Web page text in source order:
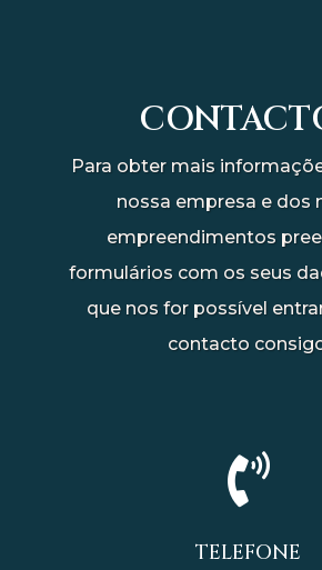
Para obter mais
nossa empresa e dos
empreendimentos
formulários com os seus
que nos for possível
contacto

TELEFONE